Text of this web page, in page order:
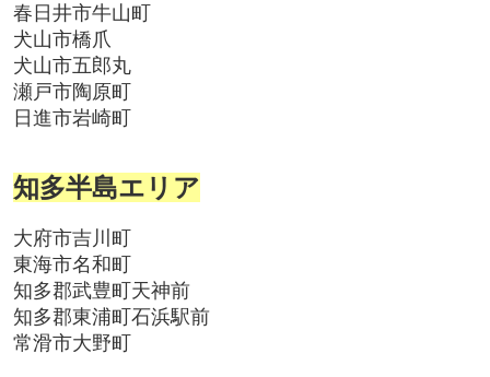
春日井市牛山町
犬山市橋爪
犬山市五郎丸
瀬戸市陶原町
日進市岩崎町
知多半島エリア
大府市吉川町
東海市名和町
知多郡武豊町天神前
知多郡東浦町石浜駅前
常滑市大野町